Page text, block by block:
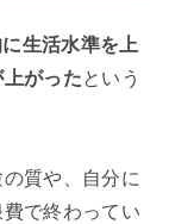
生活水準を上
がったという
質や、自分に
で終わってい